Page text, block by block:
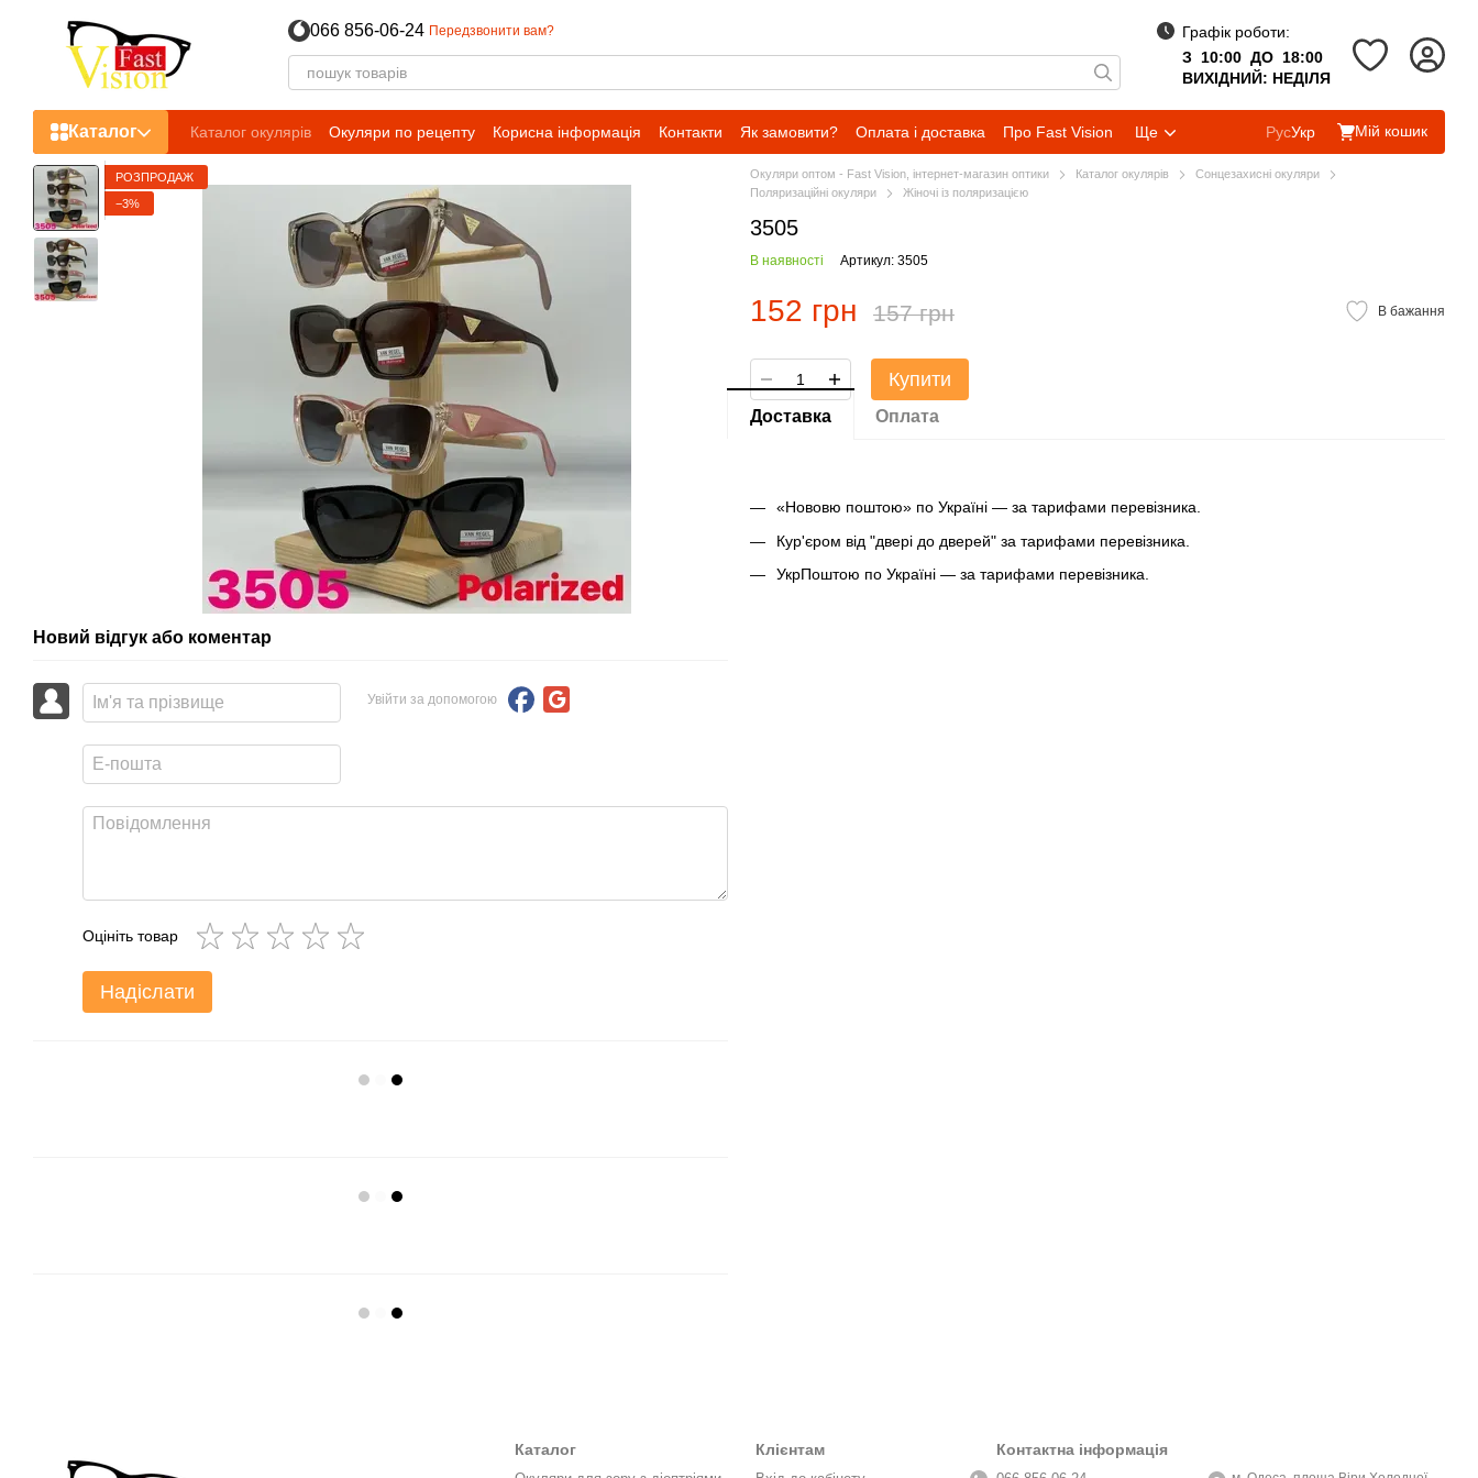
066 856-06-24 Передзвонити вам?
Графік роботи:
З 10:00 ДО 18:00
ВИХІДНИЙ: НЕДІЛЯ
Каталог Каталог окулярів Окуляри по рецепту Корисна інформація Контакти Як замовити? Оплата і доставка Про Fast Vision Ще РусУкр Мій кошик
РОЗПРОДАЖ
−3%
Новий відгук або коментар
Увійти за допомогою
Оцініть товар
Надіслати
Окуляри оптом - Fast Vision, інтернет-магазин оптики Каталог окулярів
Сонцезахисні окуляри
Поляризаційні окуляри
Жіночі із поляризацією
3505
В наявності Артикул: 3505
152 грн 157 грн В бажання
Купити
Доставка Оплата
«Нововю поштою» по Україні — за тарифами перевізника.
Кур'єром від "двері до дверей" за тарифами перевізника.
УкрПоштою по Україні — за тарифами перевізника.
Каталог Клієнтам Контактна інформація